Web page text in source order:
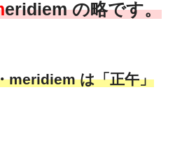
eridiem の略です。
meridiem は「正午」